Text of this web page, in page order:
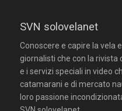
SVN solovelanet
Conoscere e capire la vela
giornalisti che con la rivista
e i servizi speciali in video
catamarani e di mercato
loro passione